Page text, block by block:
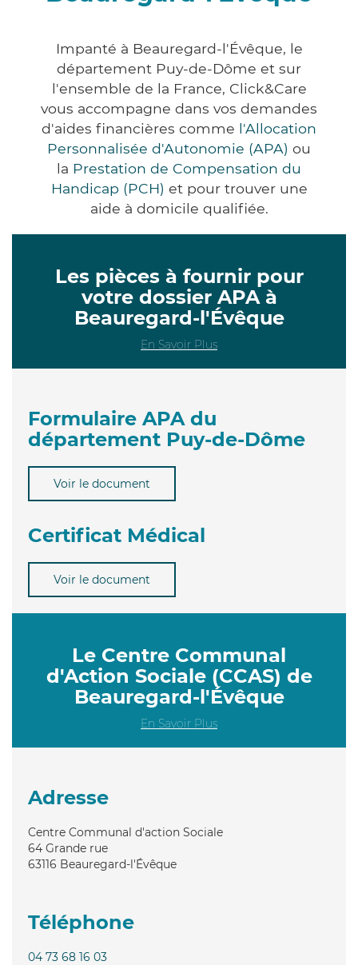
Impanté à Beauregard-l'Évêque, le
département Puy-de-Dôme et sur
l'ensemble de la France, Click&Care
vous accompagne dans vos demandes
d'aides financières comme l'Allocation
Personnalisée d'Autonomie (APA) ou
la Prestation de Compensation du
Handicap (PCH) et pour trouver une
aide à domicile qualifiée.
Les pièces à fournir pour
votre dossier APA à
Beauregard-l'Évêque
En Savoir Plus
Formulaire APA du
département Puy-de-Dôme
Voir le document
Certificat Médical
Voir le document
Le Centre Communal
d'Action Sociale (CCAS) de
Beauregard-l'Évêque
En Savoir Plus
Adresse
Centre Communal d'action Sociale
64 Grande rue
63116 Beauregard-l'Évêque
Téléphone
04 73 68 16 03